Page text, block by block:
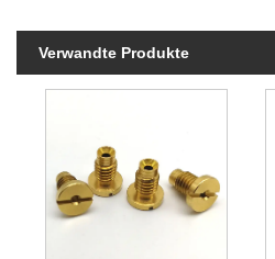
Verwandte Produkte